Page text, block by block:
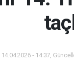
14.04.2026 - 14:37,